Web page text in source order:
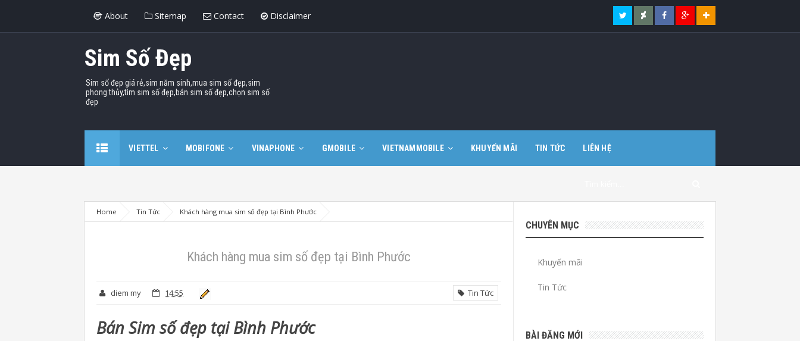
About Sitemap Contact Disclaimer
Sim Số Đẹp
Sim số đẹp giá rẻ,sim năm sinh,mua sim số đẹp,sim
phong thủy,tìm sim số đẹp,bán sim số đẹp,chọn sim số
đẹp
VIETTEL MOBIFONE VINAPHONE GMOBILE VIETNAMMOBILE KHUYẾN MÃI TIN TỨC LIÊN HỆ
Home Tin Tức Khách hàng mua sim số đẹp tại Bình Phước
Khách hàng mua sim số đẹp tại Bình Phước
diem my 14:55 Tin Tức
Bán Sim số đẹp tại Bình Phước
CHUYÊN MỤC
Khuyến mãi
Tin Tức
BÀI ĐĂNG MỚI